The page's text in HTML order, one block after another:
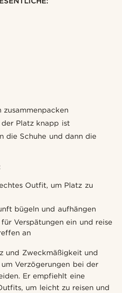
zusammenpacken
Platz knapp ist
die Schuhe und dann die
Outfit, um Platz zu
bügeln und aufhängen
Verspätungen ein und reise
an
und Zweckmäßigkeit und
Verzögerungen bei der
Er empfiehlt eine
um leicht zu reisen und